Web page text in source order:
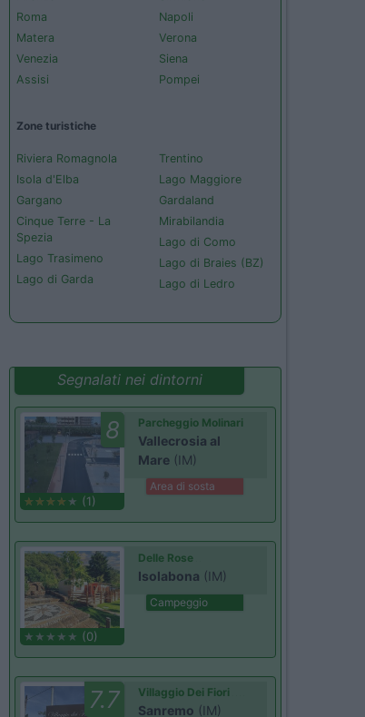
Roma
Matera
Venezia
Assisi
Napoli
Verona
Siena
Pompei
Zone turistiche
Riviera Romagnola
Isola d'Elba
Gargano
Cinque Terre - La
Spezia
Lago Trasimeno
Lago di Garda
Trentino
Lago Maggiore
Gardaland
Mirabilandia
Lago di Como
Lago di Braies (BZ)
Lago di Ledro
Segnalati nei dintorni
8
(1)
Parcheggio Molinari
Vallecrosia al
Mare (IM)
Area di sosta
(0)
Delle Rose
Isolabona (IM)
Campeggio
7.7 Villaggio Dei Fiori
Sanremo (IM)